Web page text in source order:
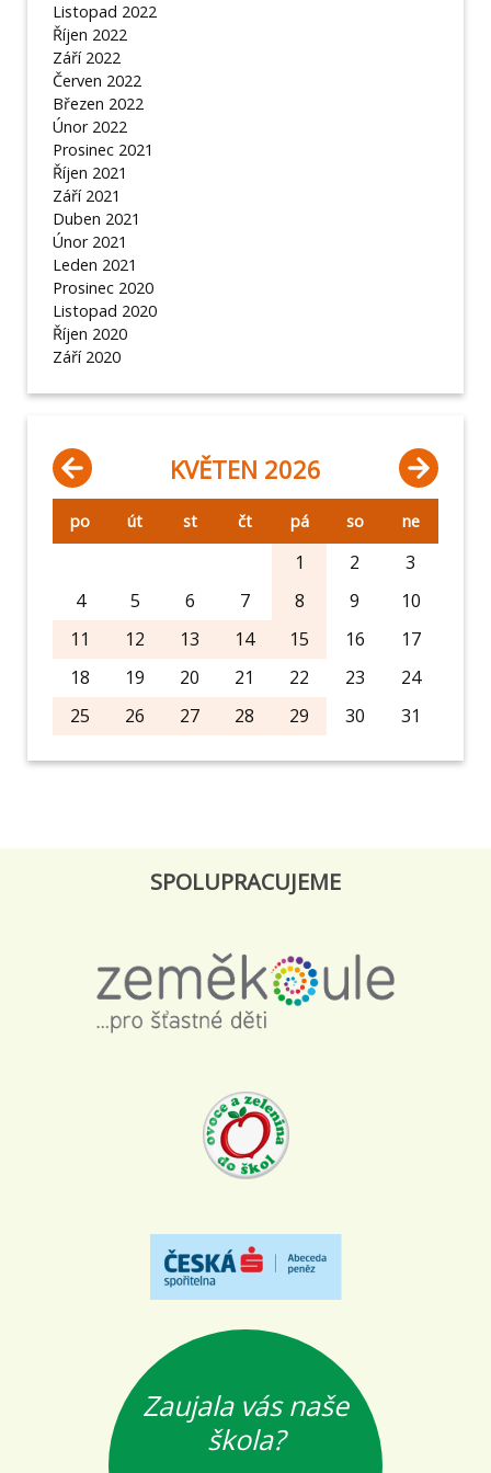
Listopad 2022
Říjen 2022
Září 2022
Červen 2022
Březen 2022
Únor 2022
Prosinec 2021
Říjen 2021
Září 2021
Duben 2021
Únor 2021
Leden 2021
Prosinec 2020
Listopad 2020
Říjen 2020
Září 2020
KVĚTEN 2026
po út st čt pá so ne
1 2
3
4
5 6 7 8 9
10
11
12 13 14 15 16
17
18
19 20 21 22 23
24
25
26 27 28 29 30 31
SPOLUPRACUJEME
Zaujala vás naše
škola?